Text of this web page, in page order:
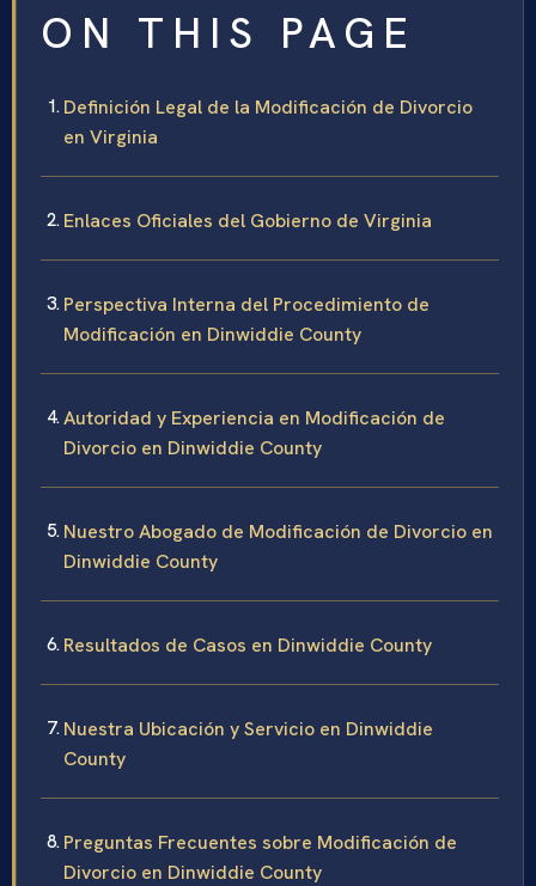
ON THIS PAGE
Definición Legal de la Modificación de Divorcio
en Virginia
Enlaces Oficiales del Gobierno de Virginia
Perspectiva Interna del Procedimiento de
Modificación en Dinwiddie County
Autoridad y Experiencia en Modificación de
Divorcio en Dinwiddie County
Nuestro Abogado de Modificación de Divorcio en
Dinwiddie County
Resultados de Casos en Dinwiddie County
Nuestra Ubicación y Servicio en Dinwiddie
County
Preguntas Frecuentes sobre Modificación de
Divorcio en Dinwiddie County